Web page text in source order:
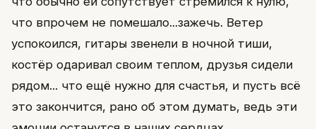
что впрочем не помешало...зажечь. Ветер
успокоился, гитары звенели в ночной тиши,
костёр одаривал своим теплом, друзья сидели
рядом... что ещё нужно для счастья, и пусть всё
это закончится, рано об этом думать, ведь эти